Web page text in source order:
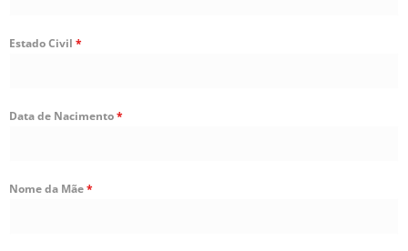
Estado Civil *
Data de Nacimento*
Nome da Mãe*